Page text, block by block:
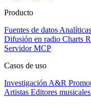
Producto
Fuentes de datos
Difusión en radio Charts
Servidor MCP
Casos de uso
Investigación A&R
Artistas Editores musicales